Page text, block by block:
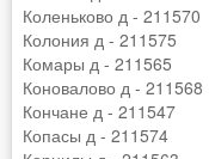
Коленьково д - 211570
Колония д - 211575
Комары д - 211565
Коновалово д - 211568
Кончане д - 211547
Копасы д - 211574